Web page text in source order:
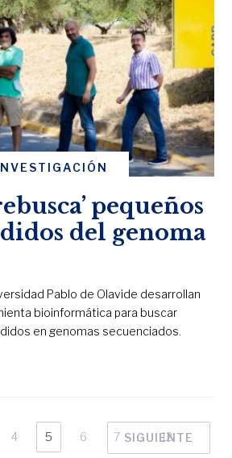
pequeños
del genoma
Pablo de Olavide desarrollan
bioinformática para buscar
en genomas secuenciados.
4 5 6 7 … 12
SIGUIENTE